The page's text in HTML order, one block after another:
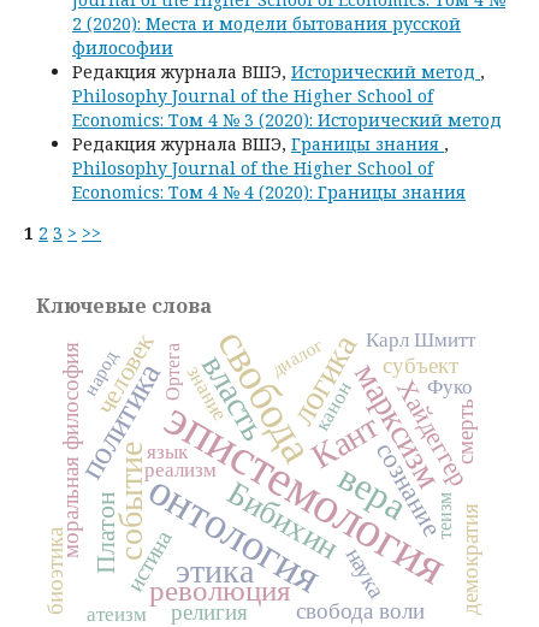
2 (2020): Места и модели бытования русской
философии
Редакция журнала ВШЭ, Исторический метод ,
Philosophy Journal of the Higher School of
Economics: Том 4 № 3 (2020): Исторический метод
Редакция журнала ВШЭ, Границы знания ,
Philosophy Journal of the Higher School of
Economics: Том 4 № 4 (2020): Границы знания
1 2 3 > >>
Ключевые слова
эпистемология
свобода
онтологиявера
Кант
событие
этика
власть марксизм
логика
политика
Бибихин
революция
человек
сознание
Платон
Хайдеггер
субъект
наука
религия
моральная философия
демократия
свобода воли
истина
смерть
биоэтика
Карл Шмитт
канон
реализм
знание Фуко
атеизм
язык
диалог
народ
теизм
Ортега